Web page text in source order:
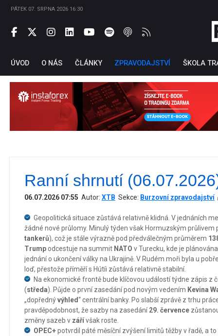
PÁTEK 07. SRPNA 2026 16:30
ÚVOD O NÁS ČLÁNKY ZPRAVODAJSTVÍ ŠKOLA
Ranní shrnutí
06.07.2026 07:55 Autor: XTB Sekce: Burzovní zpravodajství
Geopolitická situace zůstává relativně klidná. V jednáních
žádné nové průlomy. Minulý týden však Hormuzským průlivem
tankerů), což je stále výrazně pod předválečným průměrem
Trumpodcestuje na summit NATO v Turecku, kde je
jednání o ukončení války na Ukrajině. V Rudém moři byla u
loď, přestože příměří s Hútíi zůstává relativně stabilní.
Na ekonomické frontě bude klíčovou událostí týdne zápis z
(středa). Půjde o první zasedání pod novým vedením Kevina
„dopřednývýhled“ centrální banky. Po slabší zprávě z trhu
pravděpodobnost, že sazby na zasedání29. července
změny sazeb v zářívšak roste.
OPEC+potvrdil páté měsíční zvýšení limitů těžby v řadě, a